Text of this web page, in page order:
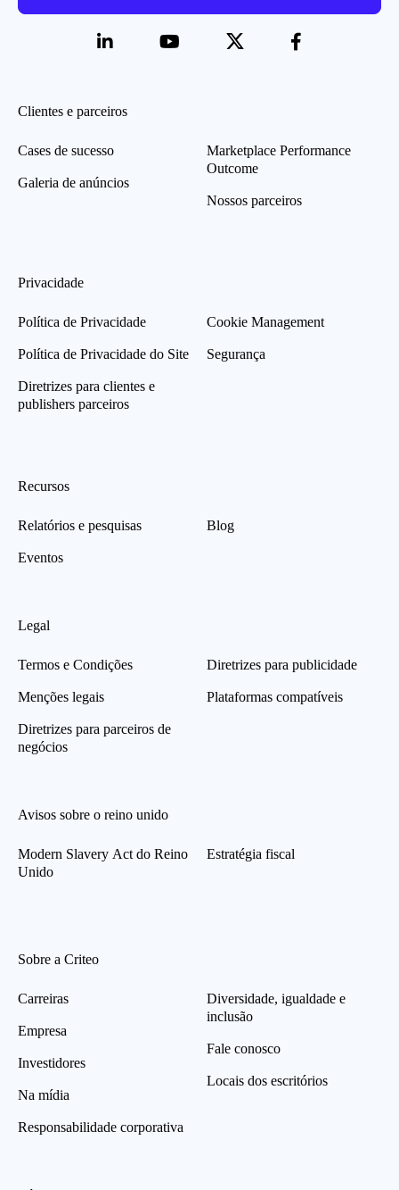
Clientes e parceiros
Cases de sucesso
Galeria de anúncios
Marketplace Performance
Outcome
Nossos parceiros
Privacidade
Política de Privacidade
Política de Privacidade do Site
Diretrizes para clientes e
publishers parceiros
Cookie Management
Segurança
Recursos
Relatórios e pesquisas
Eventos
Blog
Legal
Termos e Condições
Menções legais
Diretrizes para parceiros de
negócios
Diretrizes para publicidade
Plataformas compatíveis
Avisos sobre o reino unido
Modern Slavery Act do Reino
Unido
Estratégia fiscal
Sobre a Criteo
Carreiras
Empresa
Investidores
Na mídia
Responsabilidade corporativa
Diversidade, igualdade e
inclusão
Fale conosco
Locais dos escritórios